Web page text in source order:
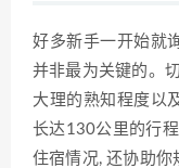
好多新手一开始就
并非最为关键的。
大理的熟知程度以
长达130公里的行
住宿情况, 还协助